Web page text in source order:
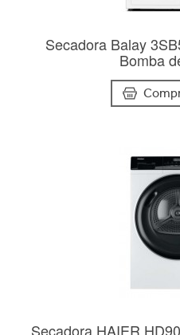
Secadora Balay
Bomba
Secadora HAIER